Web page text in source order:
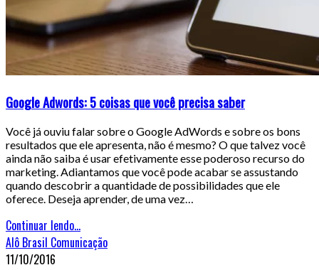
Google Adwords: 5 coisas que você precisa saber
Você já ouviu falar sobre o Google AdWords e sobre os bons
resultados que ele apresenta, não é mesmo? O que talvez você
ainda não saiba é usar efetivamente esse poderoso recurso do
marketing. Adiantamos que você pode acabar se assustando
quando descobrir a quantidade de possibilidades que ele
oferece. Deseja aprender, de uma vez…
Continuar lendo...
Alô Brasil Comunicação
11/10/2016